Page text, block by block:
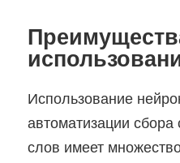
Использование
автоматизации
слов имеет